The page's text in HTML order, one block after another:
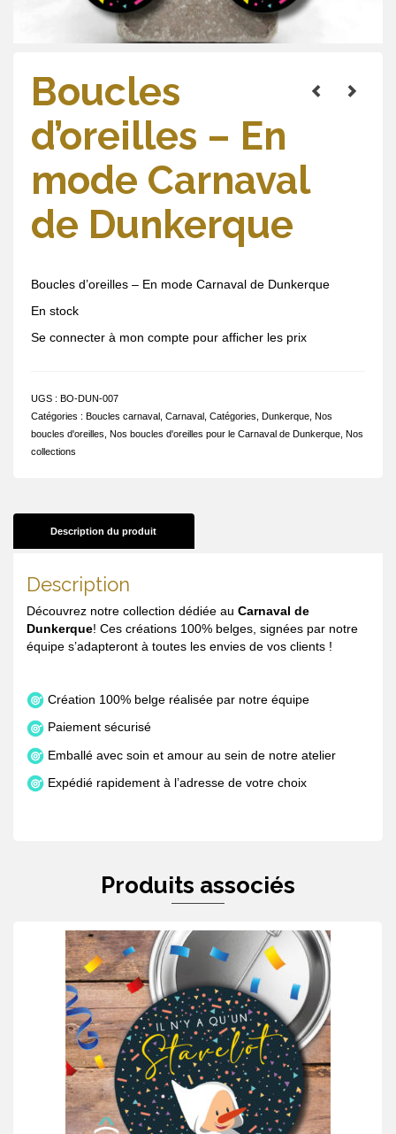
Boucles
d’oreilles – En
mode Carnaval
de Dunkerque
Boucles d’oreilles – En mode Carnaval de Dunkerque
En stock
Se connecter à mon compte pour afficher les prix
UGS : BO-DUN-007
Catégories : Boucles carnaval Carnaval Catégories Dunkerque Nos
boucles d'oreilles Nos boucles d'oreilles pour le Carnaval de Dunkerque Nos
collections
Description du produit
Description
Découvrez notre collection dédiée au Carnaval de
Dunkerque! Ces créations 100% belges, signées par notre
équipe s’adapteront à toutes les envies de vos clients !
Création 100% belge réalisée par notre équipe
Paiement sécurisé
Emballé avec soin et amour au sein de notre atelier
Expédié rapidement à l’adresse de votre choix
Produits associés